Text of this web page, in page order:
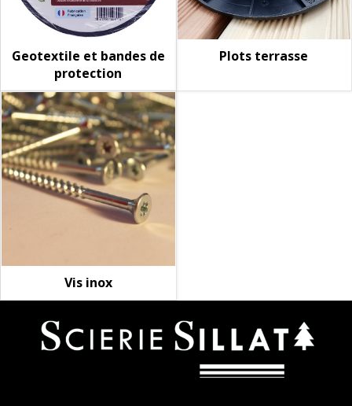
Geotextile et bandes de
protection
Plots terrasse
Vis inox